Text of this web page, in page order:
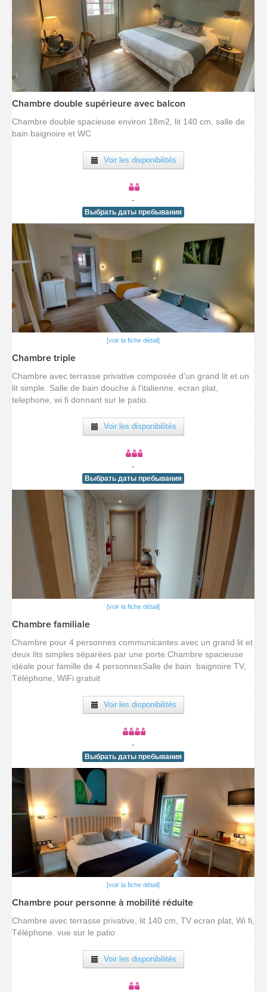
Chambre double supérieure avec balcon
Chambre double spacieuse environ 18m2, lit 140 cm, salle de
bain baignoire et WC
Voir les disponibilités
-
Выбрать даты пребывания
[voir la fiche détail]
Chambre triple
Chambre avec terrasse privative composée d'un grand lit et un
lit simple. Salle de bain douche à l'italienne. ecran plat,
telephone, wi fi donnant sur le patio.
Voir les disponibilités
-
Выбрать даты пребывания
[voir la fiche détail]
Chambre familiale
Chambre pour 4 personnes communicantes avec un grand lit et
deux lits simples séparées par une porte.Chambre spacieuse
idéale pour famille de 4 personnesSalle de bain baignoire TV,
Téléphone, WiFi gratuit
Voir les disponibilités
-
Выбрать даты пребывания
[voir la fiche détail]
Chambre pour personne à mobilité réduite
Chambre avec terrasse privative, lit 140 cm, TV ecran plat, Wi fi,
Téléphone. vue sur le patio
Voir les disponibilités